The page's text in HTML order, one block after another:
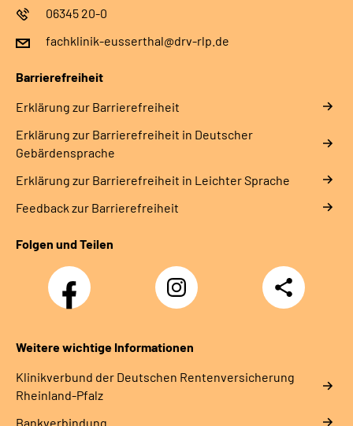
06345 20-0
fachklinik-eusserthal@drv-rlp.de
Barrierefreiheit
Erklärung zur Barrierefreiheit
Erklärung zur Barrierefreiheit in Deutscher
Gebärdensprache
Erklärung zur Barrierefreiheit in Leichter Sprache
Feedback zur Barrierefreiheit
Folgen und Teilen
Facebook
Instagram
DRV
Nachwuchskräfte
Teilen
Weitere wichtige Informationen
Klinikverbund der Deutschen Rentenversicherung
Rheinland-Pfalz
Bankverbindung